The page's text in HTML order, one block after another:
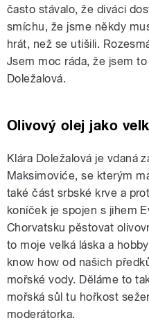
často stávalo, že diváci
smíchu, že jsme někdy
hrát, než se utišili.
Jsem moc ráda, že jsem
Doležalová.
Olivový olej jako
Klára Doležalová je vdaná
Maksimoviće, se kterým
také část srbské krve a
koníček je spojen s jihem
Chorvatsku pěstovat
to moje velká láska a
know how od našich
mořské vody. Děláme to
mořská sůl tu hořkost
moderátorka.